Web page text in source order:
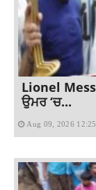
Lionel
ਉਮਰ ‘ਚ...
Aug 09, 2026